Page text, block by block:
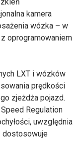
kamera
wózka – w
oprogramowaniem
LXT i wózków
prędkości
zjeżdża pojazd.
Regulation
uwzględnia
dostosowuje